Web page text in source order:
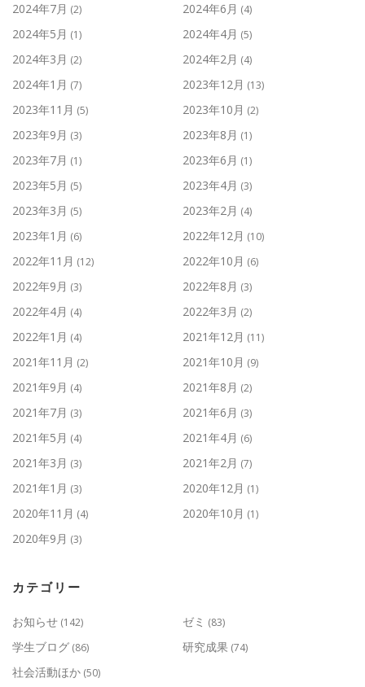
2024年7月 (2) 2024年6月 (4)
2024年5月 (1) 2024年4月 (5)
2024年3月 (2) 2024年2月 (4)
2024年1月 (7) 2023年12月 (13)
2023年11月 (5) 2023年10月 (2)
2023年9月 (3) 2023年8月 (1)
2023年7月 (1) 2023年6月 (1)
2023年5月 (5) 2023年4月 (3)
2023年3月 (5) 2023年2月 (4)
2023年1月 (6) 2022年12月 (10)
2022年11月 (12) 2022年10月 (6)
2022年9月 (3) 2022年8月 (3)
2022年4月 (4) 2022年3月 (2)
2022年1月 (4) 2021年12月 (11)
2021年11月 (2) 2021年10月 (9)
2021年9月 (4) 2021年8月 (2)
2021年7月 (3) 2021年6月 (3)
2021年5月 (4) 2021年4月 (6)
2021年3月 (3) 2021年2月 (7)
2021年1月 (3) 2020年12月 (1)
2020年11月 (4) 2020年10月 (1)
2020年9月 (3)
カテゴリー
お知らせ (142) ゼミ (83)
学生ブログ (86) 研究成果 (74)
社会活動ほか (50)